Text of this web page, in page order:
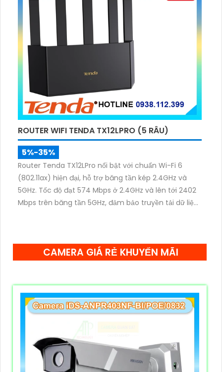
ROUTER WIFI TENDA TX12LPRO (5 RÂU)
5%-35%
Router Tenda TX12LPro nổi bật với chuẩn Wi-Fi 6
(802.11ax) hiện đại, hỗ trợ băng tần kép 2.4GHz và
5GHz. Tốc độ đạt 574 Mbps ở 2.4GHz và lên tới 2402
Mbps trên băng tần 5GHz, đảm bảo truyền tải dữ liệu
CAMERA GIÁ RẺ KHUYẾN MÃI